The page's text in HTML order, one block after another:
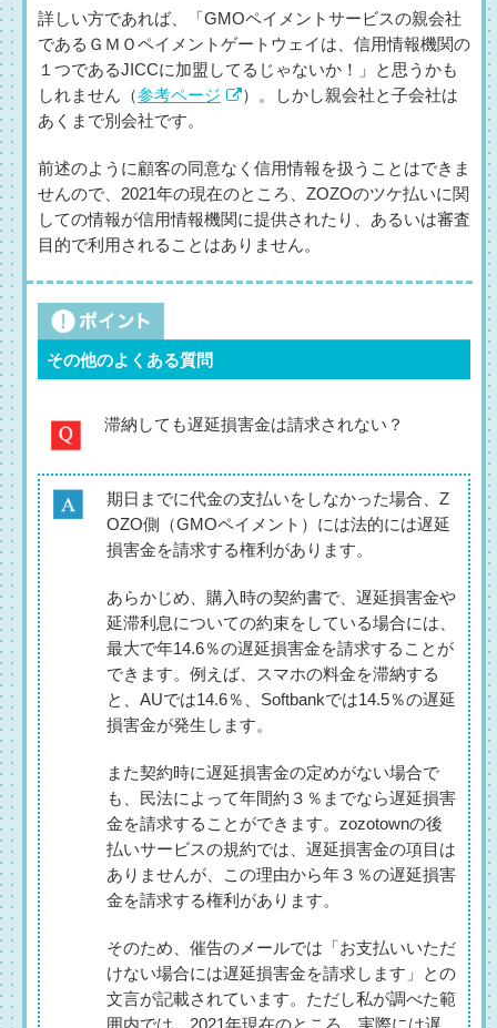
詳しい方であれば、「GMOペイメントサービスの親会社
であるＧＭＯペイメントゲートウェイは、信用情報機関の
１つであるJICCに加盟してるじゃないか！」と思うかも
しれません（参考ページ
）。しかし親会社と子会社は
あくまで別会社です。
前述のように顧客の同意なく信用情報を扱うことはできま
せんので、2021年の現在のところ、ZOZOのツケ払いに関
しての情報が信用情報機関に提供されたり、あるいは審査
目的で利用されることはありません。
その他のよくある質問
滞納しても遅延損害金は請求されない？
期日までに代金の支払いをしなかった場合、Z
OZO側（GMOペイメント）には法的には遅延
損害金を請求する権利があります。
あらかじめ、購入時の契約書で、遅延損害金や
延滞利息についての約束をしている場合には、
最大で年14.6％の遅延損害金を請求することが
できます。例えば、スマホの料金を滞納する
と、AUでは14.6％、Softbankでは14.5％の遅延
損害金が発生します。
また契約時に遅延損害金の定めがない場合で
も、民法によって年間約３％までなら遅延損害
金を請求することができます。zozotownの後
払いサービスの規約では、遅延損害金の項目は
ありませんが、この理由から年３％の遅延損害
金を請求する権利があります。
そのため、催告のメールでは「お支払いいただ
けない場合には遅延損害金を請求します」との
文言が記載されています。ただし私が調べた範
囲内では、2021年現在のところ、実際には遅